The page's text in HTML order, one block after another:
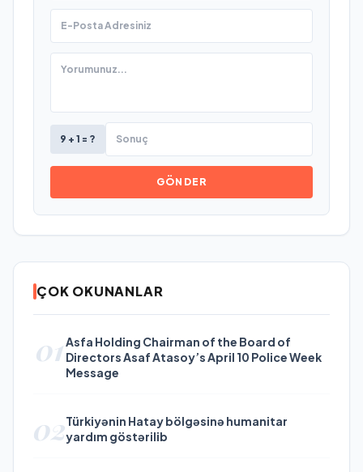
9 + 1 = ?
GÖNDER
ÇOK OKUNANLAR
01Asfa Holding Chairman of the Board of
Directors Asaf Atasoy’s April 10 Police Week
Message
02Türkiyənin Hatay bölgəsinə humanitar
yardım göstərilib